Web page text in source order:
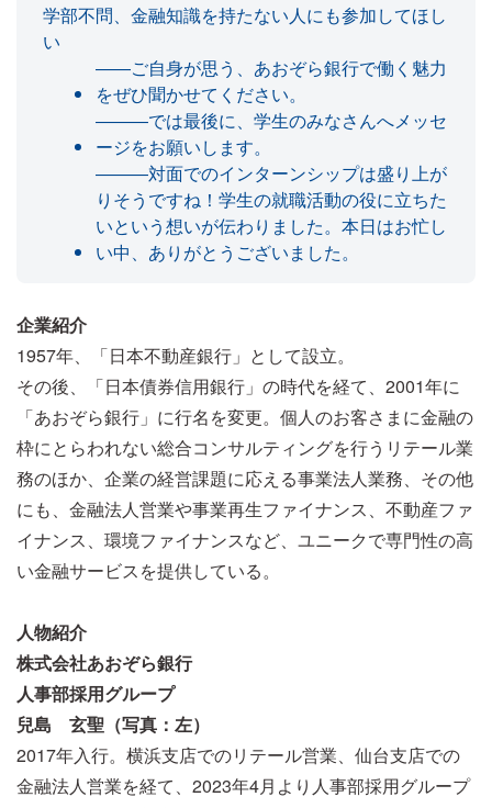
学部不問、金融知識を持たない人にも参加してほし
い
――ご自身が思う、あおぞら銀行で働く魅力
をぜひ聞かせてください。
―――では最後に、学生のみなさんへメッセ
ージをお願いします。
―――対面でのインターンシップは盛り上が
りそうですね！学生の就職活動の役に立ちた
いという想いが伝わりました。本日はお忙し
い中、ありがとうございました。
企業紹介
1957年、「日本不動産銀行」として設立。
その後、「日本債券信用銀行」の時代を経て、2001年に
「あおぞら銀行」に行名を変更。個人のお客さまに金融の
枠にとらわれない総合コンサルティングを行うリテール業
務のほか、企業の経営課題に応える事業法人業務、その他
にも、金融法人営業や事業再生ファイナンス、不動産ファ
イナンス、環境ファイナンスなど、ユニークで専門性の高
い金融サービスを提供している。
人物紹介
株式会社あおぞら銀行
人事部採用グループ
兒島 玄聖（写真：左）
2017年入行。横浜支店でのリテール営業、仙台支店での
金融法人営業を経て、2023年4月より人事部採用グループ